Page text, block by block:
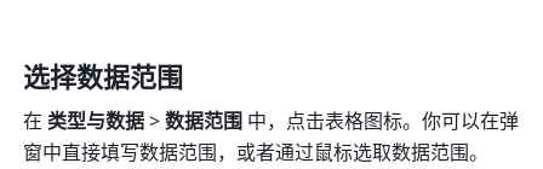
选择数据范围
在 类型与数据 > 数据范围 中，点击表格图标。你可以在弹
窗中直接填写数据范围，或者通过鼠标选取数据范围。